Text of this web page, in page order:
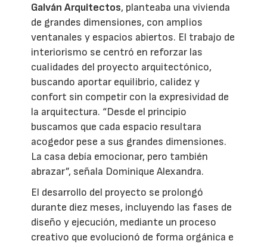
Galván Arquitectos, planteaba una vivienda
de grandes dimensiones, con amplios
ventanales y espacios abiertos. El trabajo de
interiorismo se centró en reforzar las
cualidades del proyecto arquitectónico,
buscando aportar equilibrio, calidez y
confort sin competir con la expresividad de
la arquitectura. “Desde el principio
buscamos que cada espacio resultara
acogedor pese a sus grandes dimensiones.
La casa debía emocionar, pero también
abrazar”, señala Dominique Alexandra.
El desarrollo del proyecto se prolongó
durante diez meses, incluyendo las fases de
diseño y ejecución, mediante un proceso
creativo que evolucionó de forma orgánica e